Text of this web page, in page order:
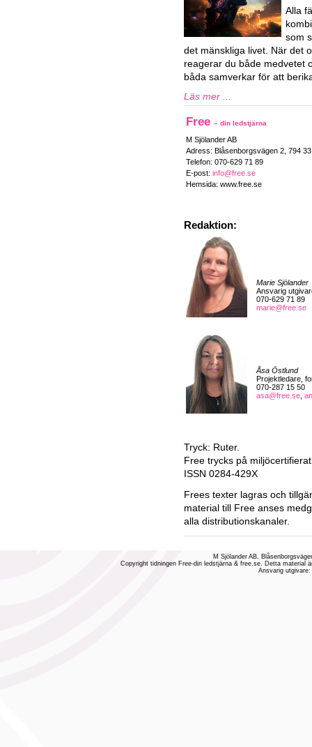
Alla
som
det mänskliga livet. När det
reagerar du både medvetet
båda samverkar för att
Läs mer ...
Free – din ledstjärna
M Sjölander AB
Adress: Blåsenborgsvägen 2, 794
Telefon: 070-629 71 89
E-post: info@free.se
Hemsida: www.free.se
Redaktion:
Marie Sjölander
Ansvarig
070-629 71 89
marie@free.se
Åsa Östlund
Projektledare,
070-287 15 50
asa@free.se
Tryck: Ruter.
Free trycks på
ISSN 0284-429X
Frees texter lagras och
material till Free anses
alla distributionskanaler.
M Sjölander AB,
Copyright tidningen Free-din ledstjärna & free.se. Detta material
Ansvarig